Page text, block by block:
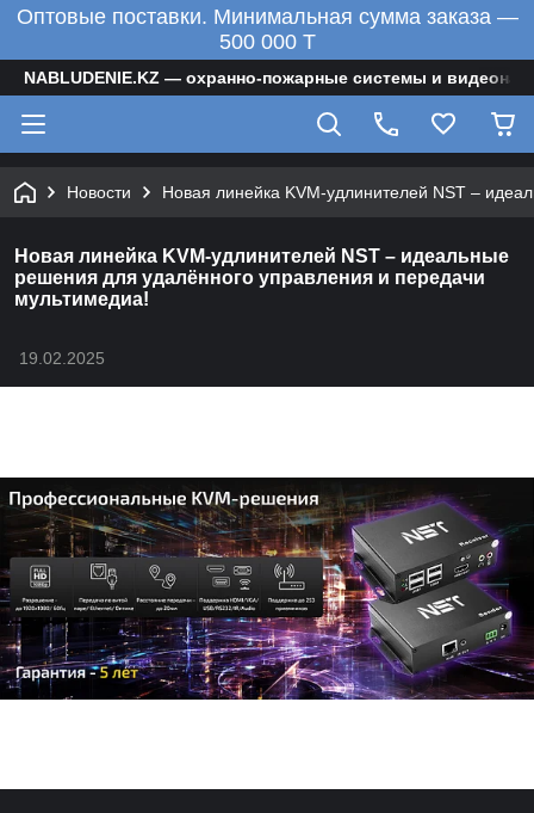
Оптовые поставки. Минимальная сумма заказа —
500 000 T
NABLUDENIE.KZ — охранно-пожарные системы и
Новости Новая линейка KVM-удлинителей NST –
Новая линейка KVM-удлинителей NST – идеальные
решения для удалённого управления и передачи
мультимедиа!
19.02.2025